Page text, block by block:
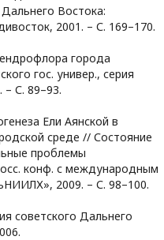
Востока:
2001. – С. 169–170.
города
гос. универ., серия
– С. 89–93.
Ели Аянской в
среде // Состояние
проблемы
конф. с международным
2009. – С. 98–100.
советского Дальнего